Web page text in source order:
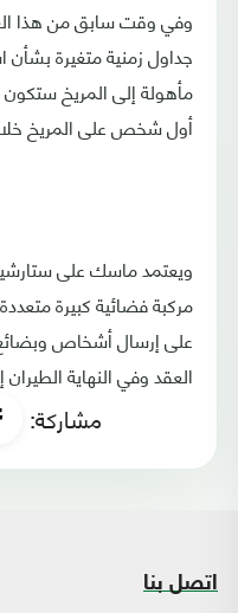
وفي وقت سابق من هذا
جداول زمنية متغيرة
مأهولة إلى المريخ
أول شخص على المريخ
ويعتمد ماسك على
مركبة فضائية كبيرة
على إرسال أشخاص
العقد وفي النهاية الطيران
مشاركة:
اتصل بنا